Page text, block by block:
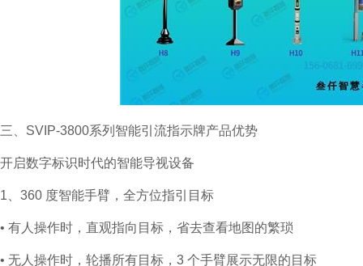
三、SVIP-3800系列智能引流指示牌产品优势
开启数字标识时代的智能导视设备
1、360 度智能手臂，全方位指引目标
• 有人操作时，直观指向目标，省去查看地图的繁琐
• 无人操作时，轮播所有目标，3 个手臂展示无限的目标